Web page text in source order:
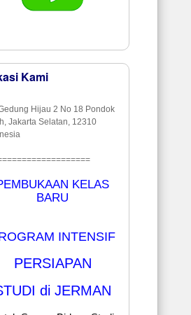
Kami
Hijau 2 No 18 Pondok
Jakarta Selatan, 12310
KELAS
BARU
INTENSIF
PERSIAPAN
di JERMAN